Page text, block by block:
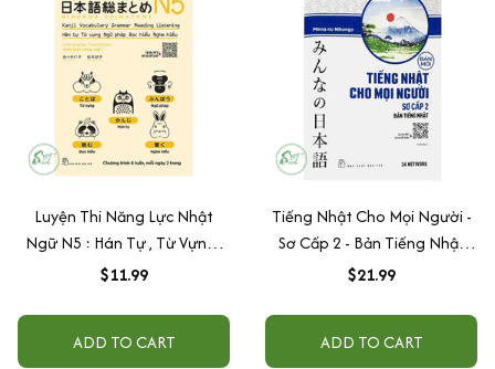
Luyện Thi Năng Lực Nhật
Ngữ N5 : Hán Tự , Từ Vựng ,
Ngữ Pháp , Đọc Hiểu , Nghe
$11.99
ADD TO CART
Tiếng Nhật Cho Mọi Người -
Sơ Cấp 2 - Bản Tiếng Nhật
(Bản Mới)
$21.99
ADD TO CART